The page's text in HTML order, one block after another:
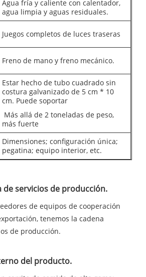
Agua fría y caliente con calentador,
agua limpia y aguas residuales.
Juegos completos de luces traseras
Freno de mano y freno mecánico.
Estar hecho de tubo cuadrado sin
costura galvanizado de 5 cm * 10
cm. Puede soportar
Más allá de 2 toneladas de peso,
más fuerte
Dimensiones; configuración única;
pegatina; equipo interior, etc.
de servicios de producción.
de equipos de cooperación
tenemos la cadena
de producción.
del producto.